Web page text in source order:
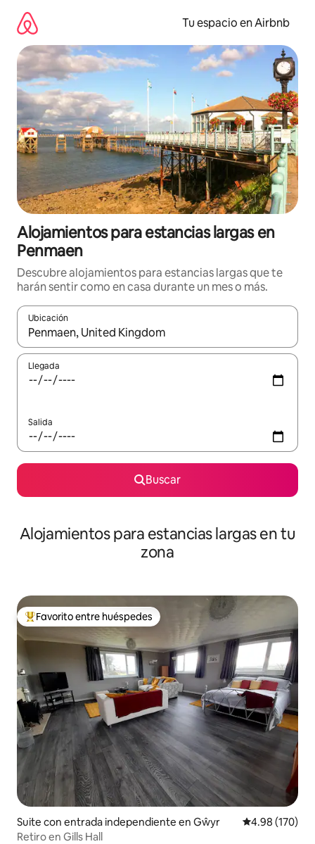
contenido
Tu espacio en Airbnb
Alojamientos para estancias largas en
Penmaen
Descubre alojamientos para estancias largas que te
harán sentir como en casa durante un mes o más.
Ubicación
Cuando los resultados estén disponibles, podrás navegar
Llegada
Salida
Buscar
Alojamientos para estancias largas en tu
zona
De los mejores en Favorito entre huéspedes
Favorito entre huéspedes
Suite con entrada independiente en Gŵyr Calificación
4.98 (170)
Retiro en Gills Hall